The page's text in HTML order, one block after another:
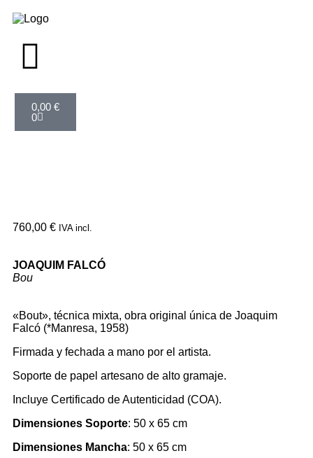
0,00 €
0
760,00 € IVA incl.
JOAQUIM FALCÓ
Bou
«Bout», técnica mixta, obra original única de Joaquim
Falcó (*Manresa, 1958)
Firmada y fechada a mano por el artista.
Soporte de papel artesano de alto gramaje.
Incluye Certificado de Autenticidad (COA).
Dimensiones Soporte: 50 x 65 cm
Dimensiones Mancha: 50 x 65 cm